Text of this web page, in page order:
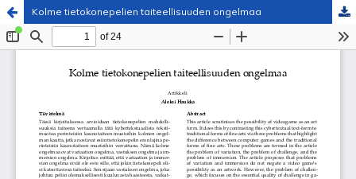
Kolme tietokonepelien taiteellisuuden ongelmaa
Palvelua ylläpitääTieteellisten seurain valtuuskunta